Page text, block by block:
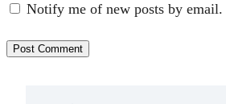
Notify me of new posts by email.